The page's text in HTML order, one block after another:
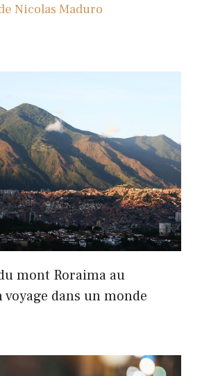
Nicolas Maduro
mont Roraima au
voyage dans un monde